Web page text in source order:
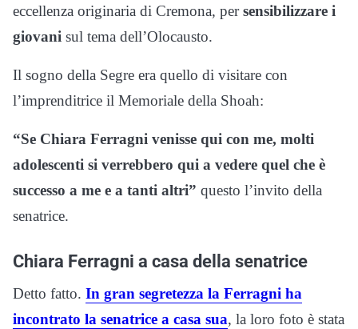
eccellenza originaria di Cremona, persensibilizzare i
giovani sul tema dell’Olocausto.
Il sogno della Segre era quello di visitare con
l’imprenditrice il Memoriale della Shoah:
“Se Chiara Ferragni venisse qui con me, molti
adolescenti si verrebbero qui a vedere quel che è
successo a me e a tanti altri” questo l’invito della
senatrice.
Chiara Ferragni a casa della senatrice
Detto fatto. In gran segretezza la Ferragni ha
incontrato la senatrice a casa sua, la loro foto è stata